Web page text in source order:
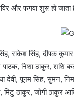
और फगवा शुरू हो
राकेश सिंह, दीपक
पाठक, निशा ठाकुर,
पूनम सिंह, सुमन,
मिंटु ठाकुर, जोगी ठाकुर